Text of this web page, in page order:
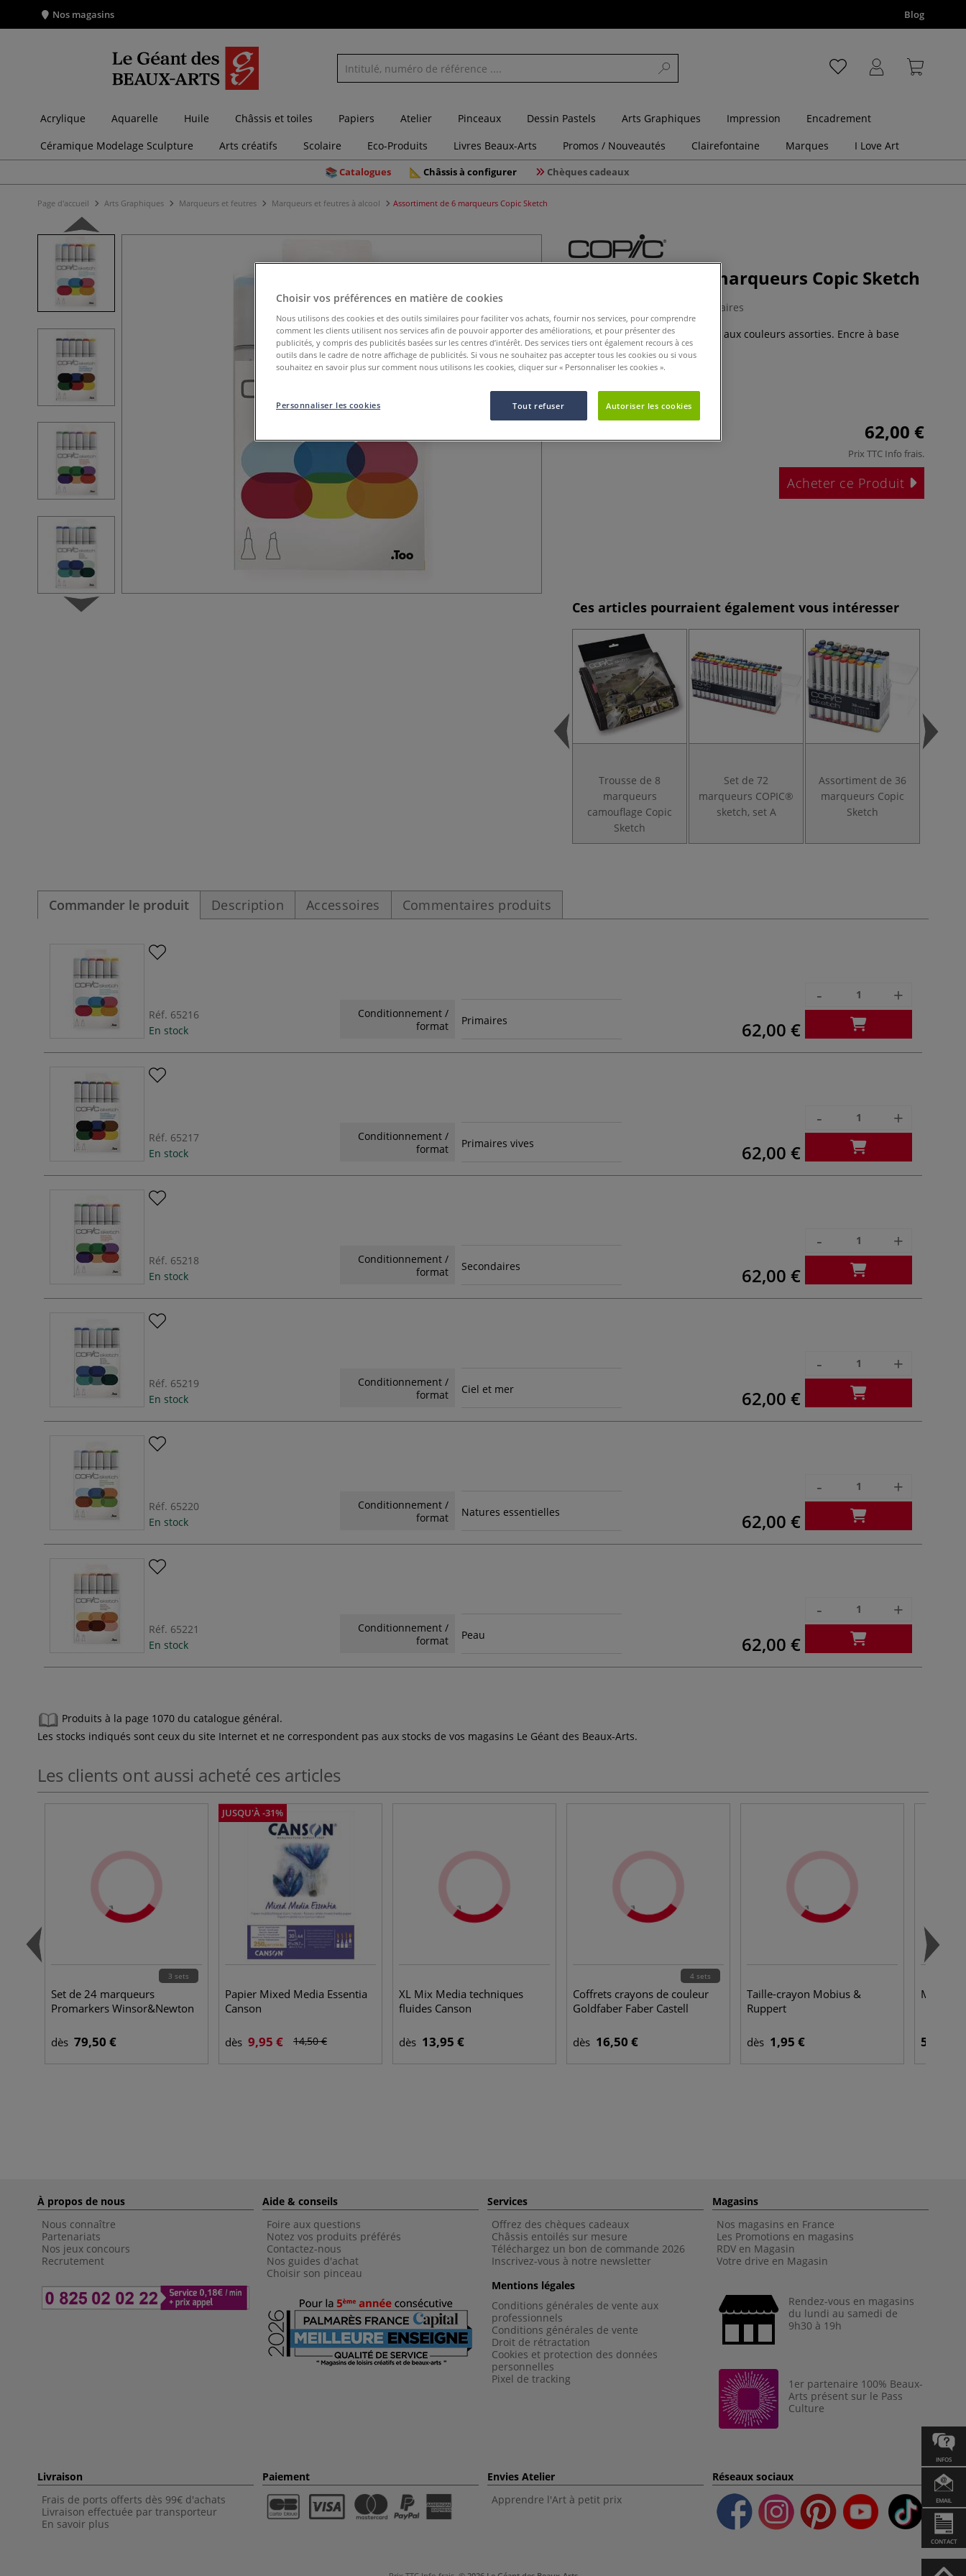
INFOS
EMAIL
CONTACT
Nos magasins Blog
Acrylique Aquarelle Huile Châssis et toiles Papiers Atelier Pinceaux Dessin Pastels Arts Graphiques Impression
Encadrement
Céramique Modelage Sculpture
Arts créatifs Scolaire Eco-Produits Livres Beaux-Arts Promos / Nouveautés Clairefontaine Marques I Love Art
Catalogues Châssis à configurer Chèques cadeaux
Page d'accueil Arts Graphiques Marqueurs et feutres Marqueurs et feutres à alcool Assortiment de 6 marqueurs Copic Sketch
Assortiment de 6 marqueurs Copic Sketch
0 Commentaires
Set de 6 marqueurs Copic Sketch aux couleurs assorties. Encre à base
d'alcool inodore.
Plus
62,00 €
Prix TTC Info frais.
Acheter ce Produit
Ces articles pourraient également vous intéresser
Trousse de 8
marqueurs
camouflage Copic
Sketch
Set de 72
marqueurs COPIC®
sketch, set A
Assortiment de 36
marqueurs Copic
Sketch
Commander le produit Description Accessoires Commentaires produits
Réf. 65216
En stock
Conditionnement /
format
Primaires 62,00 €
- +
Réf. 65217
En stock
Conditionnement /
format
Primaires vives 62,00 €
- +
Réf. 65218
En stock
Conditionnement /
format
Secondaires 62,00 €
- +
Réf. 65219
En stock
Conditionnement /
format
Ciel et mer 62,00 €
- +
Réf. 65220
En stock
Conditionnement /
format
Natures essentielles 62,00 €
- +
Réf. 65221
En stock
Conditionnement /
format
Peau 62,00 €
- +
Produits à la page 1070 du catalogue général.
Les stocks indiqués sont ceux du site Internet et ne correspondent pas aux stocks de vos magasins Le Géant des Beaux-Arts.
Les clients ont aussi acheté ces articles
3 sets
Set de 24 marqueurs
Promarkers Winsor&Newton
dès 79,50 €
JUSQU'À -31%
Papier Mixed Media Essentia
Canson
dès 9,95 € 14,50 €
XL Mix Media techniques
fluides Canson
dès 13,95 €
4 sets
Coffrets crayons de couleur
Goldfaber Faber Castell
dès 16,50 €
Taille-crayon Mobius &
Ruppert
dès 1,95 €
Main
59,95 €
À propos de nous
Nous connaître
Partenariats
Nos jeux concours
Recrutement
Aide & conseils
Foire aux questions
Notez vos produits préférés
Contactez-nous
Nos guides d'achat
Choisir son pinceau
Services
Offrez des chèques cadeaux
Châssis entoilés sur mesure
Téléchargez un bon de commande 2026
Inscrivez-vous à notre newsletter
Mentions légales
Conditions générales de vente aux
professionnels
Conditions générales de vente
Droit de rétractation
Cookies et protection des données
personnelles
Pixel de tracking
Magasins
Nos magasins en France
Les Promotions en magasins
RDV en Magasin
Votre drive en Magasin
Rendez-vous en magasins
du lundi au samedi de
9h30 à 19h
1er partenaire 100% Beaux-
Arts présent sur le Pass
Culture
Livraison
Frais de ports offerts dès 99€ d'achats
Livraison effectuée par transporteur
En savoir plus
Paiement
Envies Atelier
Apprendre l'Art à petit prix
Réseaux sociaux
Choisir vos préférences en matière de cookies
Nous utilisons des cookies et des outils similaires pour faciliter vos achats, fournir nos services, pour comprendre
comment les clients utilisent nos services afin de pouvoir apporter des améliorations, et pour présenter des
publicités, y compris des publicités basées sur les centres d’intérêt. Des services tiers ont également recours à ces
outils dans le cadre de notre affichage de publicités. Si vous ne souhaitez pas accepter tous les cookies ou si vous
souhaitez en savoir plus sur comment nous utilisons les cookies, cliquer sur « Personnaliser les cookies ».
Tout refuser Autoriser les cookies
Personnaliser les cookies